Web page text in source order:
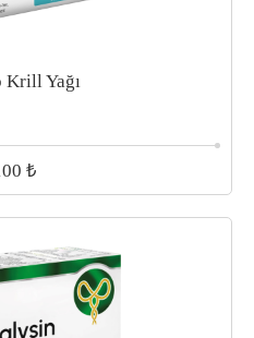
Krill Yağı
₺